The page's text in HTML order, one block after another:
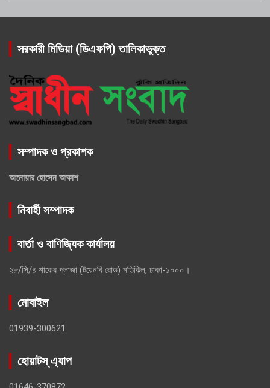
সরকারী মিডিয়া (ডিএফপি) তালিকাভুক্ত
সম্পাদক ও প্রকাশক
আনোয়ার হোসেন আকাশ
নিবার্হী সম্পাদক
বার্তা ও বাণিজ্যিক কার্যালয়
২৮/সি/৪ শাকের প্লাজা (টয়েনবি রোড) মতিঝিল, ঢাকা-১০০০।
মোবাইল
01939-300621
হোয়াটস্ এ্যাপ